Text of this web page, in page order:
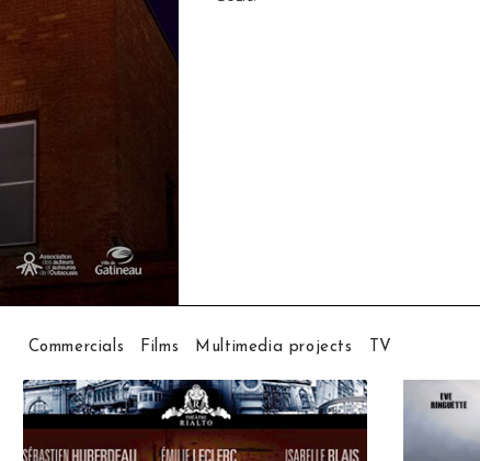
Commercials Films Multimedia projects TV